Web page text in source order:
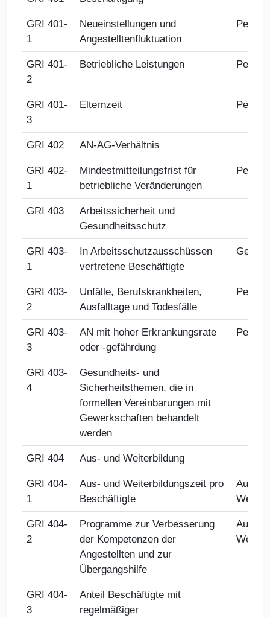
GRI 401-
1
Neueinstellungen und
Angestelltenfluktuation
GRI 401-
2
Betriebliche Leistungen
GRI 401-
3
Elternzeit
GRI 402 AN-AG-Verhältnis
GRI 402-
1
Mindestmitteilungsfrist für
betriebliche Veränderungen
GRI 403
Arbeitssicherheit und
Gesundheitsschutz
GRI 403-
1
In Arbeitsschutzausschüssen
vertretene Beschäftigte
GRI 403-
2
Unfälle, Berufskrankheiten,
Ausfalltage und Todesfälle
GRI 403-
3
AN mit hoher Erkrankungsrate
oder -gefährdung
GRI 403-
4
Gesundheits- und
Sicherheitsthemen, die in
formellen Vereinbarungen mit
Gewerkschaften behandelt
werden
GRI 404 Aus- und Weiterbildung
GRI 404-
1
Aus- und Weiterbildungszeit pro
Beschäftigte
Aus-
GRI 404-
2
Programme zur Verbesserung
der Kompetenzen der
Angestellten und zur
Übergangshilfe
Aus-
GRI 404-
3
Anteil Beschäftigte mit
regelmäßiger